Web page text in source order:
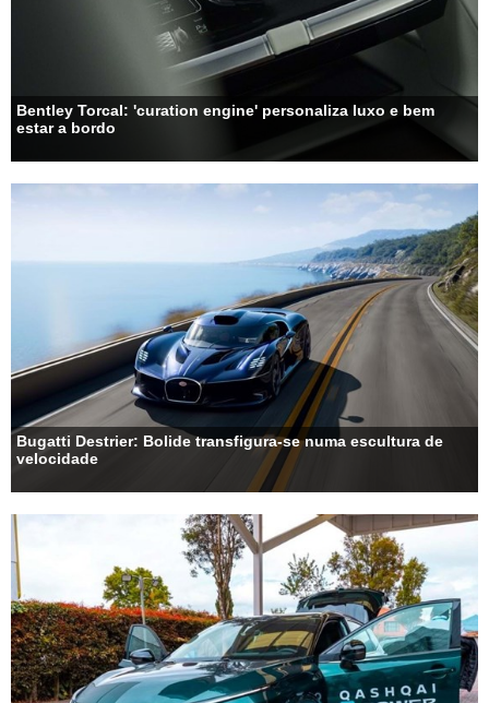
Bentley Torcal: 'curation engine' personaliza luxo e bem
estar a bordo
Bugatti Destrier: Bolide transfigura-se numa escultura de
velocidade